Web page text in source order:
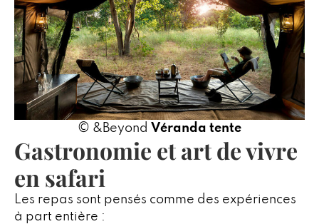
© &Beyond Véranda tente
Gastronomie et art de vivre
en safari
Les repas sont pensés comme des expériences
à part entière :